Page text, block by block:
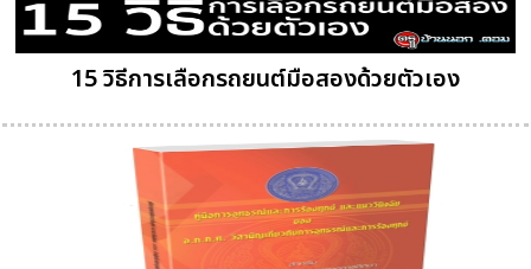
15 วิธีการเลือกรถยนต์มือสองด้วยตัวเอง